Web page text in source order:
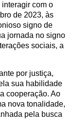
com o
de 2023, às
signo de
jornada no signo
sociais, a
por justiça,
sua habilidade
cooperação. Ao
nova tonalidade,
pela busca